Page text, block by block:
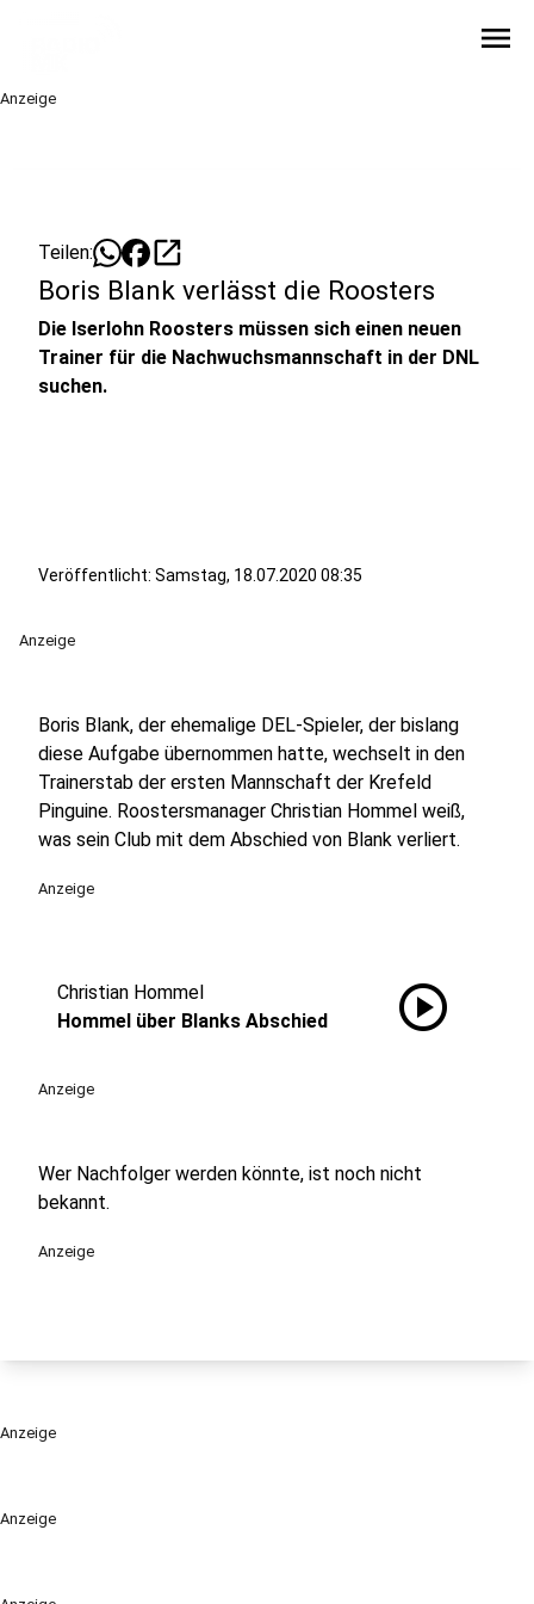
menu
Anzeige
Anzeige
Teilen: open_in_new
Boris Blank verlässt die Roosters
Die Iserlohn Roosters müssen sich einen neuen
Trainer für die Nachwuchsmannschaft in der DNL
suchen.
Veröffentlicht: Samstag, 18.07.2020 08:35
Anzeige
Boris Blank, der ehemalige DEL-Spieler, der bislang
diese Aufgabe übernommen hatte, wechselt in den
Trainerstab der ersten Mannschaft der Krefeld
Pinguine. Roostersmanager Christian Hommel weiß,
was sein Club mit dem Abschied von Blank verliert.
Anzeige
Christian Hommel
Hommel über Blanks Abschied
play_circle
Anzeige
Wer Nachfolger werden könnte, ist noch nicht
bekannt.
Anzeige
Anzeige